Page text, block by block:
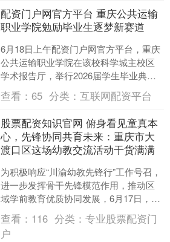
配资门户网官方平台 重庆公共运输
职业学院勉励毕业生逐梦新赛道
6月18日上午配资门户网官方平台，重庆
公共运输职业学院在该校科学城主校区
学术报告厅，举行2026届学生毕业典
礼，学校党委副书记、董事长刘林等校
领导在讲话中，勉励....
查看：65 分类：互联网配资平台
股票配资知识官网 俯身看见童真本
心，先锋协同共育未来：重庆市大
渡口区这场幼教交流活动干货满满
为积极响应“川渝幼教先锋行”工作号召，
进一步发挥骨干先锋模范作用，推动区
域学前教育优质协同发展，6月17日，重
庆市大渡口区“幼教先锋行”活动暨2026年
学前教育....
查看： 116 分类：专业股票配资门
户